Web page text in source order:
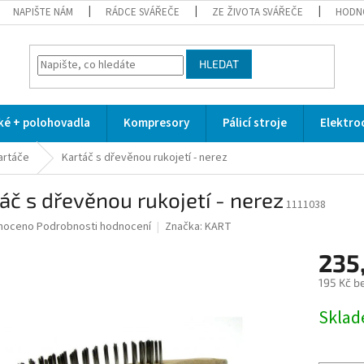
NAPIŠTE NÁM RÁDCE SVÁŘEČE ZE ŽIVOTA SVÁŘEČE
HLEDAT
+ polohovadla Kompresory Pálicí stroje
Kartáč s dřevěnou rukojetí - nerez
s dřevěnou rukojetí - nerez 1111038
Podrobnosti hodnocení Značka: KART
195 Kč
cena: